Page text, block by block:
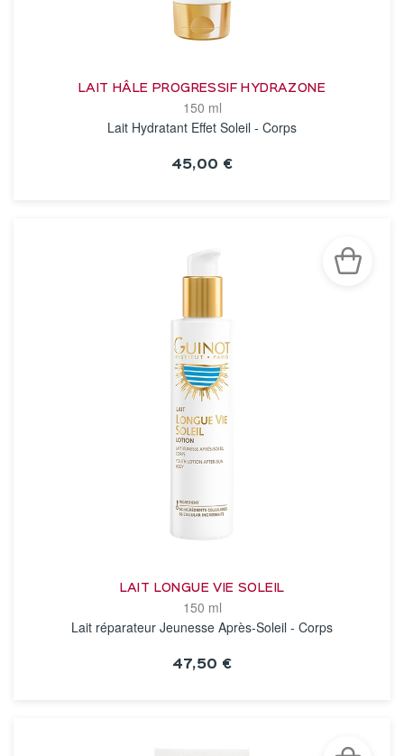
LAIT HÂLE PROGRESSIF HYDRAZONE
150 ml
Lait Hydratant Effet Soleil - Corps
45,00 €
LAIT LONGUE VIE SOLEIL
150 ml
Lait réparateur Jeunesse Après-Soleil - Corps
47,50 €